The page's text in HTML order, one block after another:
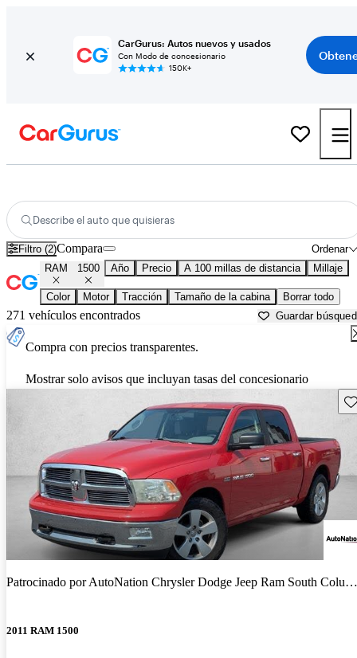
CarGurus: Autos nuevos y usados
Con Modo de concesionario
150K+
Describe el auto que quisieras
Filtro (2) Ordenar
Compara
RAM 1500 Año Precio A 100 millas de distancia Millaje
Color Motor Tracción Tamaño de la cabina Borrar todo
271 vehículos encontrados Guardar
Compra con precios transparentes.
Mostrar solo avisos que incluyan tasas del concesionario
Patrocinado porAutoNation Chrysler Dodge Jeep Ram South Columbus
2011 RAM 1500